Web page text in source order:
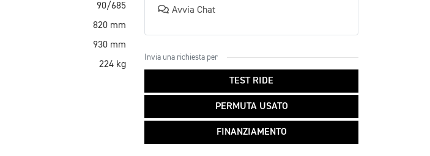
90/685
820 mm
930 mm
224 kg
Avvia Chat
Invia una richiesta per
TEST RIDE
PERMUTA USATO
FINANZIAMENTO